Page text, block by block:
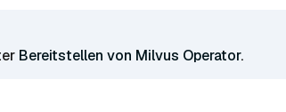
Bereitstellen von Milvus Operator.